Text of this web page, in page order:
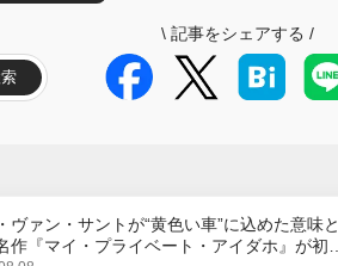
\ 記事をシェアする /
ヴァン・サントが“黄色い車”に込めた意味と
作『マイ・プライベート・アイダホ』が初の